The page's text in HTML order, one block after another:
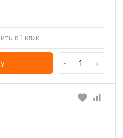
в 1 клик
- +